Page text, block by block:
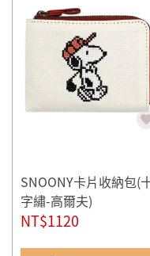
SNOONY卡片收納包(
字繡-高爾夫)
NT$1120